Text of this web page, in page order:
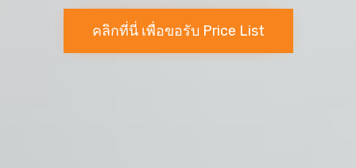
คลิกที่นี่ เพื่อขอรับ Price List